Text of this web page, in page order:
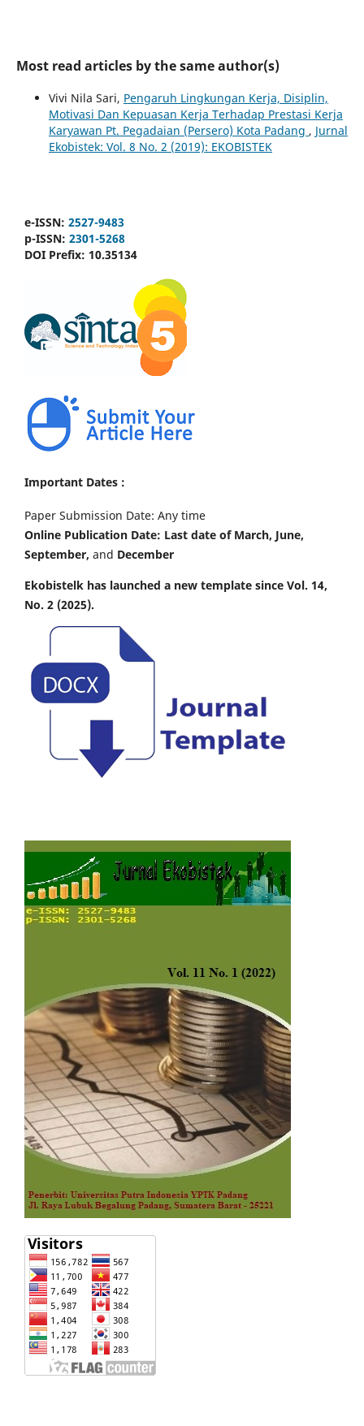
Most read articles by the same author(s)
Vivi Nila Sari, Pengaruh Lingkungan Kerja, Disiplin,
Motivasi Dan Kepuasan Kerja Terhadap Prestasi Kerja
Karyawan Pt. Pegadaian (Persero) Kota Padang , Jurnal
Ekobistek: Vol. 8 No. 2 (2019): EKOBISTEK
e-ISSN: 2527-9483
p-ISSN: 2301-5268
DOI Prefix: 10.35134
Important Dates :
Paper Submission Date: Any time
Online Publication Date: Last date of March, June,
September, and December
Ekobistelk has launched a new template since Vol. 14,
No. 2 (2025).